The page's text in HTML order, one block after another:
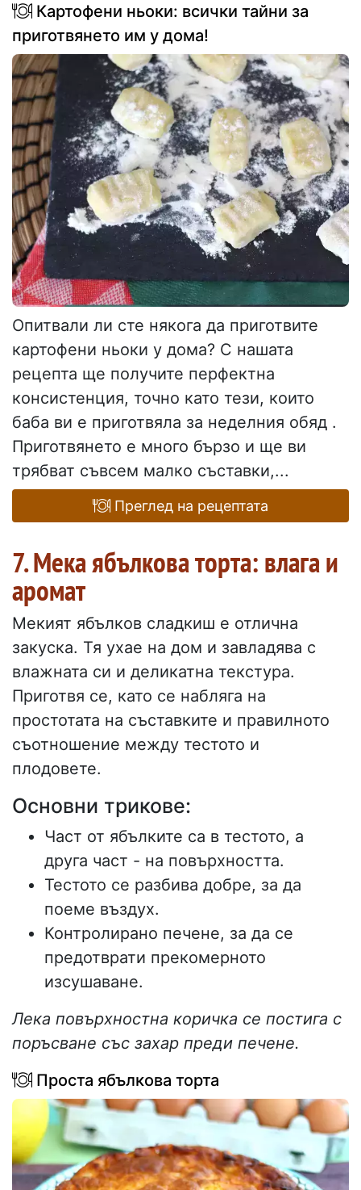
Картофени ньоки: всички тайни за
приготвянето им у дома!
Опитвали ли сте някога да приготвите
картофени ньоки у дома? С нашата
рецепта ще получите перфектна
консистенция, точно като тези, които
баба ви е приготвяла за неделния обяд .
Приготвянето е много бързо и ще ви
трябват съвсем малко съставки,...
Преглед на рецептата
7. Мека ябълкова торта: влага и
аромат
Мекият ябълков сладкиш е отлична
закуска. Тя ухае на дом и завладява с
влажната си и деликатна текстура.
Приготвя се, като се набляга на
простотата на съставките и правилното
съотношение между тестото и
плодовете.
Основни трикове:
Част от ябълките са в тестото, а
друга част - на повърхността.
Тестото се разбива добре, за да
поеме въздух.
Контролирано печене, за да се
предотврати прекомерното
изсушаване.
Лека повърхностна коричка се постига с
поръсване със захар преди печене.
Проста ябълкова торта